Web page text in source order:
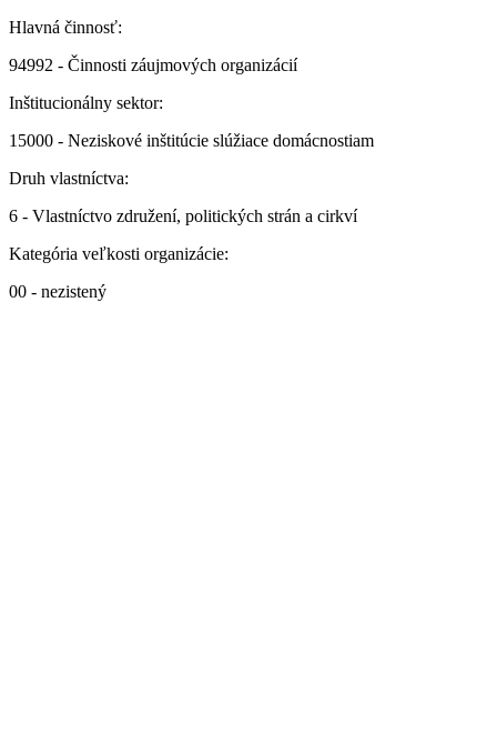
Hlavná činnosť:
94992 - Činnosti záujmových organizácií
Inštitucionálny sektor:
15000 - Neziskové inštitúcie slúžiace domácnostiam
Druh vlastníctva:
6 - Vlastníctvo združení, politických strán a cirkví
Kategória veľkosti organizácie:
00 - nezistený